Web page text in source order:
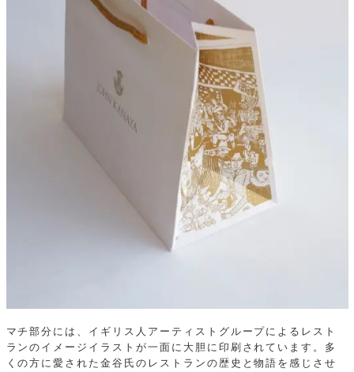
マチ部分には、イギリス人アーティストグループによるレスト
ランのイメージイラストが一面に大胆に印刷されています。多
くの方に愛された金谷氏のレストランの歴史と物語を感じさせ